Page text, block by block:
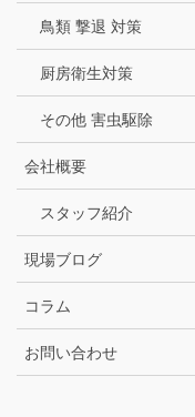
鳥類 撃退 対策
厨房衛生対策
その他 害虫駆除
会社概要
スタッフ紹介
現場ブログ
コラム
お問い合わせ